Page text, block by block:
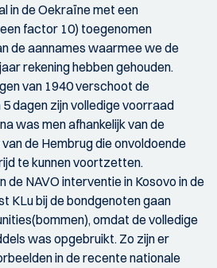
in de Oekraïne met een
factor 10) toegenomen
de aannames waarmee we de
rekening hebben gehouden.
van 1940 verschoot de
dagen zijn volledige voorraad
was men afhankelijk van de
de Hembrug die onvoldoende
te kunnen voortzetten.
de NAVO interventie in Kosovo in de
KLu bij de bondgenoten gaan
omdat de volledige
was opgebruikt. Zo zijn er
in de recente nationale